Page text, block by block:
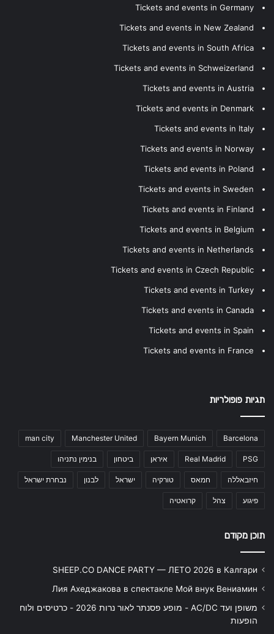
Tickets and events in Germany
Tickets and events in New Zealand
Tickets and events in South Africa
Tickets and events in Schweizerland
Tickets and events in Austria
Tickets and events in Denmark
Tickets and events in Italy
Tickets and events in Norway
Tickets and events in Poland
Tickets and events in Sweden
Tickets and events in Finland
Tickets and events in Belgium
Tickets and events in Netherlands
Tickets and events in Czech Republic
Tickets and events in Turkey
Tickets and events in Canada
Tickets and events in Spain
Tickets and events in France
תגיות פופולריות
Barcelona
Bayern Munich
Manchester United
man city
PSG
Real Madrid איראן ביטחון בנימין נתניהו
חיזבאללה חמאס טורקיה ישראל לבנון נבחרת ישראל
פיגוע צהל קרואטיה
תוכן מקודם
SHEEP.CO DANCE PARTY — ЛЕТО 2026 в Калгари
Лия Ахеджакова в спектакле Мой внук Вениамин
משופן ועד AC/DC - מופע פסנתר לאור נרות 2026 - כרטיסים ולוח
הופעות